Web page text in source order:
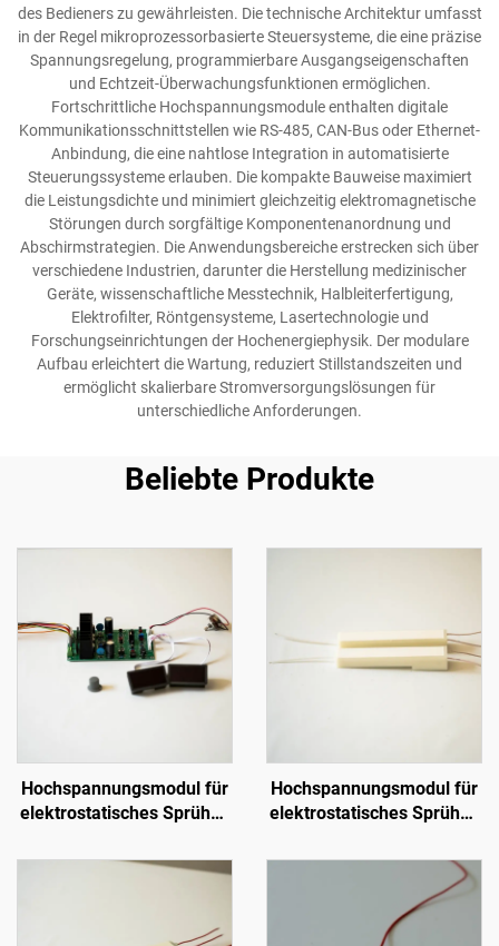
des Bedieners zu gewährleisten. Die technische Architektur umfasst
in der Regel mikroprozessorbasierte Steuersysteme, die eine präzise
Spannungsregelung, programmierbare Ausgangseigenschaften
und Echtzeit-Überwachungsfunktionen ermöglichen.
Fortschrittliche Hochspannungsmodule enthalten digitale
Kommunikationsschnittstellen wie RS-485, CAN-Bus oder Ethernet-
Anbindung, die eine nahtlose Integration in automatisierte
Steuerungssysteme erlauben. Die kompakte Bauweise maximiert
die Leistungsdichte und minimiert gleichzeitig elektromagnetische
Störungen durch sorgfältige Komponentenanordnung und
Abschirmstrategien. Die Anwendungsbereiche erstrecken sich über
verschiedene Industrien, darunter die Herstellung medizinischer
Geräte, wissenschaftliche Messtechnik, Halbleiterfertigung,
Elektrofilter, Röntgensysteme, Lasertechnologie und
Forschungseinrichtungen der Hochenergiephysik. Der modulare
Aufbau erleichtert die Wartung, reduziert Stillstandszeiten und
ermöglicht skalierbare Stromversorgungslösungen für
unterschiedliche Anforderungen.
Beliebte Produkte
Hochspannungsmodul für
elektrostatisches Sprühen
Hochspannungsmodul für
elektrostatisches Sprühen